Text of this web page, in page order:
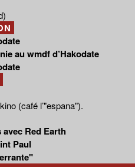
au wmdf d’Hakodate
(café l’"espana").
Red Earth
Paul